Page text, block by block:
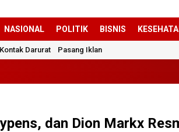
NASIONAL POLITIK BISNIS
Darurat Pasang Iklan
DAFTAR
dan Dion Markx